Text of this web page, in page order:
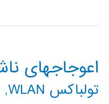
اعوجاجهای
تولباکس WLAN ,